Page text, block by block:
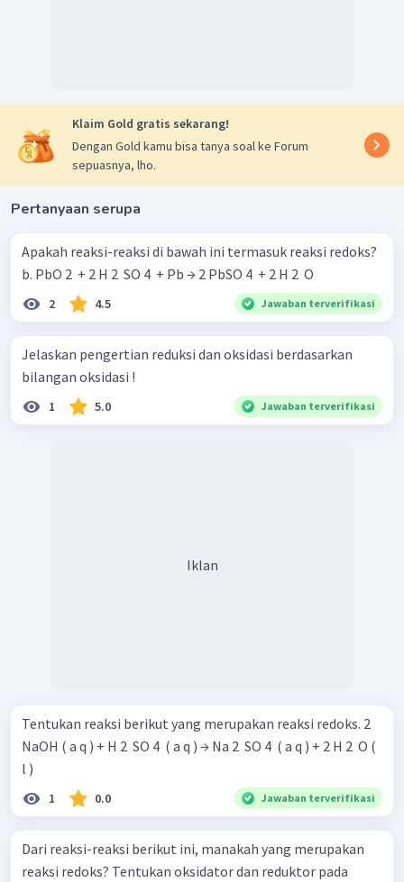
Klaim Gold gratis sekarang!
Dengan Gold kamu bisa tanya soal ke Forum
sepuasnya, lho.
Pertanyaan serupa
Apakah reaksi-reaksi di bawah ini termasuk reaksi redoks?
b. PbO 2 ​ + 2 H 2 ​ SO 4 ​ + Pb → 2 PbSO 4 ​ + 2 H 2 ​ O
2 4.5 Jawaban terverifikasi
Jelaskan pengertian reduksi dan oksidasi berdasarkan
bilangan oksidasi !
1 5.0 Jawaban terverifikasi
Iklan
Tentukan reaksi berikut yang merupakan reaksi redoks. 2
NaOH ( a q ) + H 2 ​ SO 4 ​ ( a q ) → Na 2 ​ SO 4 ​ ( a q ) + 2 H 2 ​ O (
l )
1 0.0 Jawaban terverifikasi
Dari reaksi-reaksi berikut ini, manakah yang merupakan
reaksi redoks? Tentukan oksidator dan reduktor pada